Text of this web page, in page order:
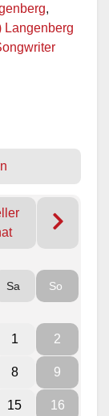
,
Langenberg
Sa So
1 2
8 9
15 16